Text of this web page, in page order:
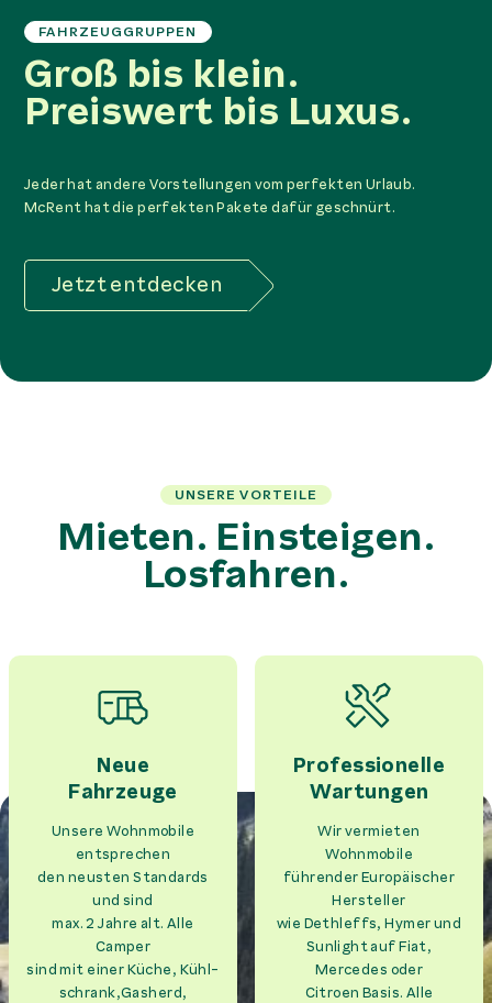
FAHRZEUGGRUPPEN
Groß bis klein.
Preiswert bis Luxus.
Jeder hat andere Vorstellungen vom perfekten Urlaub.
McRent hat die perfekten Pakete dafür geschnürt.
Jetzt entdecken
UNSERE VORTEILE
Mieten. Einsteigen.
Losfahren.
Neue
Fahrzeuge
Unsere Wohnmobile
entsprechen
den neusten Standards
und sind
max. 2 Jahre alt. Alle
Camper
sind mit einer Küche, Kühl-
schrank,Gasherd,
Professionelle
Wartungen
Wir vermieten
Wohnmobile
führender Europäischer
Hersteller
wie Dethleffs, Hymer und
Sunlight auf Fiat,
Mercedes oder
Citroen Basis. Alle